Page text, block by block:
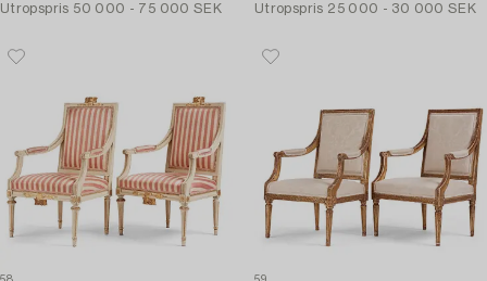
Utropspris 50 000 - 75 000 SEK
Utropspris 25 000 - 30 000 SEK